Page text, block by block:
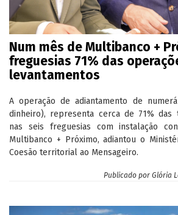
Num mês de Multibanco +
freguesias 71% das
levantamentos
A operação de adiantamento de
dinheiro), representa cerca de 71% das
nas seis freguesias com instalação
Multibanco + Próximo, adiantou o
Coesão territorial ao Mensageiro.
Publicado por Glória